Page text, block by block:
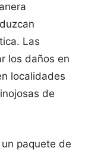
Las
los daños en
localidades
de
paquete de